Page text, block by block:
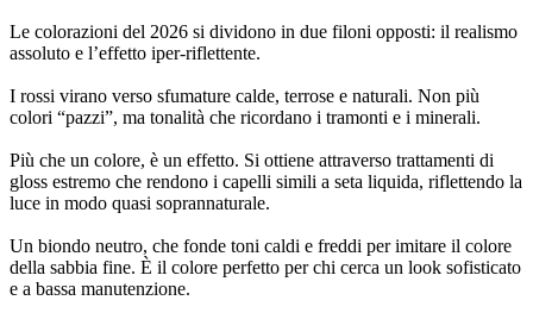
Le colorazioni del 2026 si dividono in due filoni opposti: il realismo
assoluto e l’effetto iper-riflettente.
I rossi virano verso sfumature calde, terrose e naturali. Non più
colori “pazzi”, ma tonalità che ricordano i tramonti e i minerali.
Più che un colore, è un effetto. Si ottiene attraverso trattamenti di
gloss estremo che rendono i capelli simili a seta liquida, riflettendo la
luce in modo quasi soprannaturale.
Un biondo neutro, che fonde toni caldi e freddi per imitare il colore
della sabbia fine. È il colore perfetto per chi cerca un look sofisticato
e a bassa manutenzione.